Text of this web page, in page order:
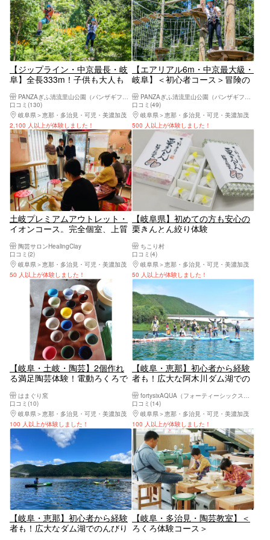
【ジップライン・中京最長・岐
阜】全長333m！子供も大人も
り降りよう！
口コミ(130)
岐阜県
恵那・多治見・可児・美濃加茂
2,100 人以上が体験しました！
【エアリアル6m・中京最大級・
岐阜】＜初心者コース＞冒険の
ースをクリアしよう！
口コミ(49)
岐阜県
恵那・多治見・可児・美濃加茂
500 人以上が体験しました！
土岐プレミアムアウトレット・
イオンコース。完全個室、上質
カジュアルプラン！小学生ママ
必見ファミリー割引あり（土
岐・多治見・瀬戸・豊田の4市
中心）
陶芸サロンHealingClay
口コミ(2)
岐阜県
恵那・多治見・可児・美濃加茂
50 人以上が体験しました！
【岐阜県】初めての方も安心の
栗きんとん絞り体験
ちこり村
口コミ(4)
岐阜県
恵那・多治見・可児・美濃加茂
50 人以上が体験しました！
【岐阜・土岐・陶芸】2個作れ
る満足陶芸体験！電動ろくろで
はまぐり窯
口コミ(10)
岐阜県
恵那・多治見・可児・美濃加茂
100 人以上が体験しました！
【岐阜・恵那】初心者から経験
者も！広大な阿木川ダム湖での
fortysixAQUA（フォーティーシックスアクア）
口コミ(14)
岐阜県
恵那・多治見・可児・美濃加茂
100 人以上が体験しました！
【岐阜・恵那】初心者から経験
者も！広大なダム湖でのんびり
【岐阜・多治見・陶芸教室】＜
ろくろ体験コース＞